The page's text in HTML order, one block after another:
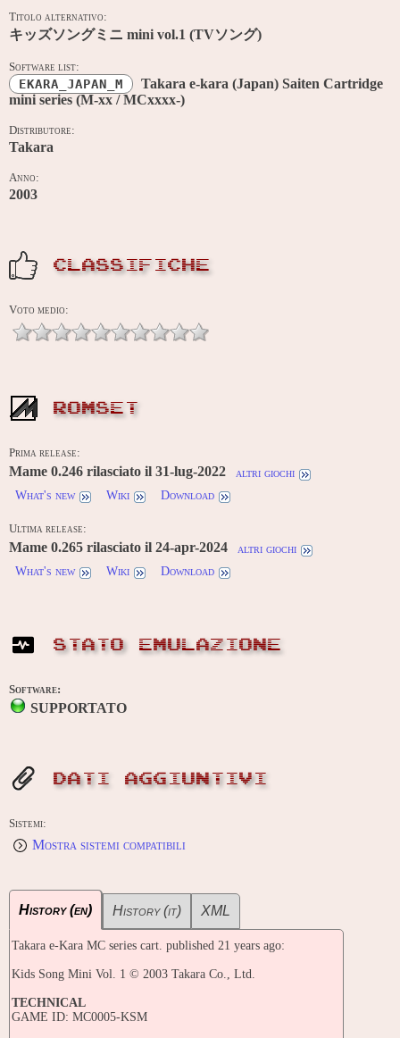
Titolo alternativo:
キッズソングミニ mini vol.1 (TVソング)
Software list:
EKARA_JAPAN_M
Takara e-kara (Japan) Saiten Cartridge
mini series (M-xx / MCxxxx-)
Distributore:
Takara
Anno:
2003
CLASSIFICHE
Voto medio:
ROMSET
Prima release:
Mame 0.246 rilasciato il 31-lug-2022
altri giochi
What's new
Wiki Download
Ultima release:
Mame 0.265 rilasciato il 24-apr-2024
altri giochi
What's new
Wiki Download
STATO EMULAZIONE
Software:
SUPPORTATO
DATI AGGIUNTIVI
Sistemi:
Mostra sistemi compatibili
History (en) History (it) XML
Takara e-Kara MC series cart. published 21 years ago:
Kids Song Mini Vol. 1 © 2003 Takara Co., Ltd.
TECHNICAL
GAME ID: MC0005-KSM